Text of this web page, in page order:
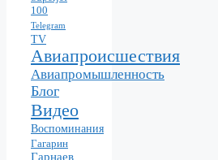
100
Telegram
TV
Авиапроисшествия
Авиапромышленность
Блог
Видео
Воспоминания
Гагарин
Гарнаев